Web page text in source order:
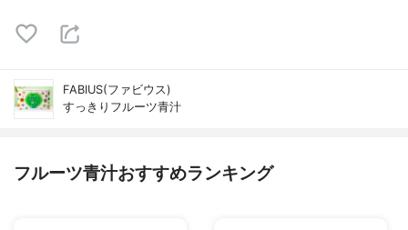
FABIUS(ファビウス)
すっきりフルーツ青汁
フルーツ青汁おすすめランキング